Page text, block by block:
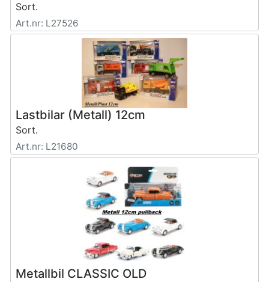
Sort.
Art.nr: L27526
Lastbilar (Metall) 12cm
Sort.
Art.nr: L21680
Metallbil CLASSIC OLD